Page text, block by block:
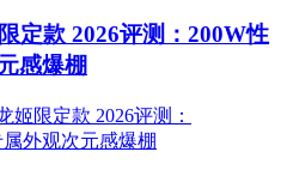
定款 2026评测：200W性
感爆棚